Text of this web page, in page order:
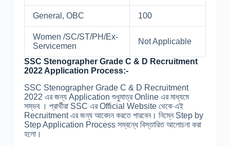
General, OBC 100
Women /SC/ST/PH/Ex-
Servicemen
Not Applicable
SSC Stenographer Grade C & D Recruitment
2022 Application Process:-
SSC Stenographer Grade C & D Recruitment
2022 এর জন্য Application শুধুমাত্র Online এর মাধ্যমে
সম্ভব । প্রার্থীরা SSC এর Official Website থেকে এই
Recruitment এর জন্য আবেদন করতে পারবেন। নিম্নে Step by
Step Application Process সম্বন্ধে বিস্তারিত আলোচনা করা
হলো।